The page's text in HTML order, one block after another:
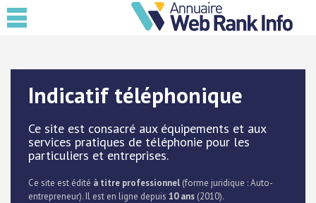
Indicatif téléphonique
Ce site est consacré aux équipements et aux
services pratiques de téléphonie pour les
particuliers et entreprises.
Ce site est édité à titre professionnel (forme juridique : Auto-
entrepreneur). Il est en ligne depuis 10 ans (2010).